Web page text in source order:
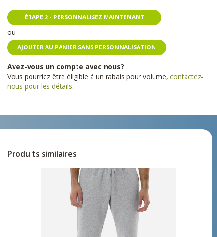
ÉTAPE 2 - PERSONNALISEZ MAINTENANT
ou
AJOUTER AU PANIER SANS PERSONNALISATION
Avez-vous un compte avec nous?
Vous pourriez être éligible à un rabais pour volume, contactez-
nous pour les détails.
Produits similaires